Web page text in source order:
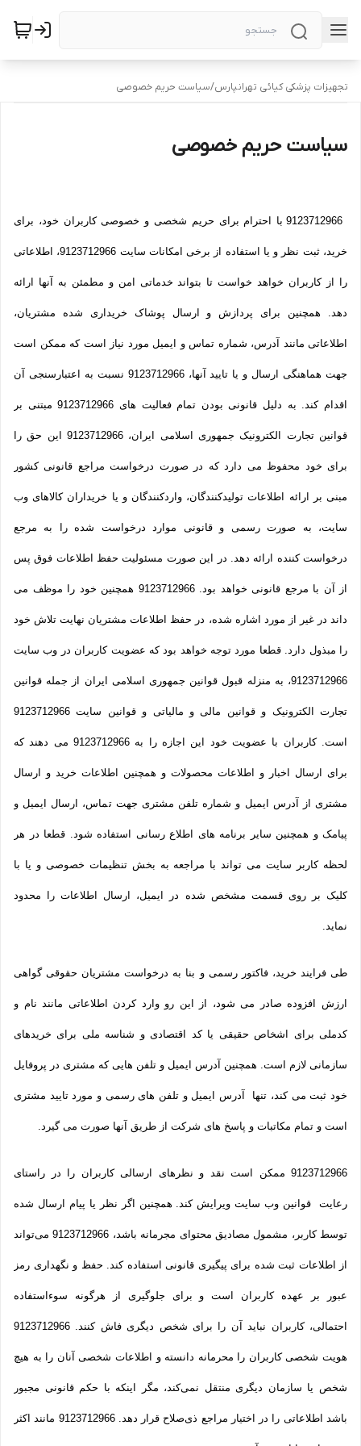
تجهیزات پزشکی کیائی تهرانپارس/سیاست حریم خصوصی
سیاست حریم خصوصی
9123712966 با احترام برای حریم شخصی و خصوصی کاربران خود، برای
خرید، ثبت نظر و یا استفاده از برخی امکانات سایت 9123712966، اطلاعاتی
را از کاربران خواهد خواست تا بتواند خدماتی امن و مطمئن به آنها ارائه
دهد. همچنین برای پردازش و ارسال پوشاک خریداری شده مشتریان،
اطلاعاتی مانند آدرس، شماره تماس و ایمیل مورد نیاز است که ممکن است
جهت هماهنگی ارسال و یا تایید آنها، 9123712966 نسبت به اعتبارسنجی آن
اقدام کند. به دلیل قانونی بودن تمام فعالیت های 9123712966 مبتنی بر
قوانین تجارت الکترونیک جمهوری اسلامی ایران، 9123712966 این حق را
برای خود محفوظ می دارد که در صورت درخواست مراجع قانونی کشور
مبنی بر ارائه اطلاعات تولیدکنندگان، واردکنندگان و یا خریداران کالاهای وب
سایت، به صورت رسمی و قانونی موارد درخواست شده را به مرجع
درخواست کننده ارائه دهد. در این صورت مسئولیت حفظ اطلاعات فوق پس
از آن با مرجع قانونی خواهد بود. 9123712966 همچنین خود را موظف می
داند در غیر از مورد اشاره شده، در حفظ اطلاعات مشتریان نهایت تلاش خود
را مبذول دارد. قطعا مورد توجه خواهد بود که عضویت کاربران در وب سایت
9123712966، به منزله قبول قوانین جمهوری اسلامی ایران از جمله قوانین
تجارت الکترونیک و قوانین مالی و مالیاتی و قوانین سایت 9123712966
است. کاربران با عضویت خود این اجازه را به 9123712966 می دهند که
برای ارسال اخبار و اطلاعات محصولات و همچنین اطلاعات خرید و ارسال
مشتری از آدرس ایمیل و شماره تلفن مشتری جهت تماس، ارسال ایمیل و
پیامک و همچنین سایر برنامه های اطلاع رسانی استفاده شود. قطعا در هر
لحظه کاربر سایت می تواند با مراجعه به بخش تنظیمات خصوصی و یا با
کلیک بر روی قسمت مشخص شده در ایمیل، ارسال اطلاعات را محدود
نماید.
طی فرایند خرید، فاکتور رسمی و بنا به درخواست مشتریان حقوقی گواهی
ارزش افزوده صادر می شود، از این رو وارد کردن اطلاعاتی مانند نام و
کدملی برای اشخاص حقیقی یا کد اقتصادی و شناسه ملی برای خریدهای
سازمانی لازم است. همچنین آدرس ایمیل و تلفن هایی که مشتری در پروفایل
خود ثبت می­ کند، تنها آدرس ایمیل و تلفن­ های رسمی و مورد تایید مشتری
است و تمام مکاتبات و پاسخ های شرکت از طریق آنها صورت می گیرد.
9123712966 ممکن است نقد و نظرهای ارسالی کاربران را در راستای
رعایت قوانین وب سایت ویرایش کند. همچنین اگر نظر یا پیام ارسال شده
توسط کاربر، مشمول مصادیق محتوای مجرمانه باشد، 9123712966 می‌تواند
از اطلاعات ثبت شده برای پیگیری قانونی استفاده کند. حفظ و نگهداری رمز
عبور بر عهده کاربران است و برای جلوگیری از هرگونه سوءاستفاده
احتمالی، کاربران نباید آن را برای شخص دیگری فاش کنند. 9123712966
هویت شخصی کاربران را محرمانه دانسته و اطلاعات شخصی آنان را به هیچ
شخص یا سازمان دیگری منتقل نمی‌کند، مگر اینکه با حکم قانونی مجبور
باشد اطلاعاتی را در اختیار مراجع ذی‌صلاح قرار دهد. 9123712966 مانند اکثر